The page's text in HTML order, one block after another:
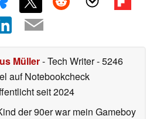
Müller- Tech Writer- 5246
auf Notebookcheck
seit 2024
der 90er war mein Gameboy